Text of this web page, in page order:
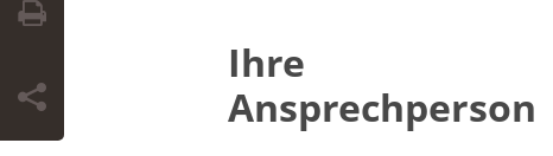
Ihre
Ansprechperson